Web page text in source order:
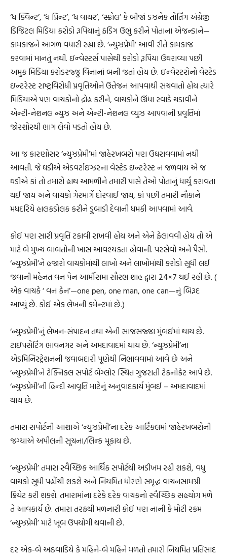
‘ધ ક્વિન્ટ’, ‘ધ પ્રિન્ટ’, ‘ધ વાયર’, ‘સ્ક્રોલ’ કે બીજાં ડઝનેક તોતિંગ અંગ્રેજી
ડિજિટલ મિડિયા કરોડો રૂપિયાનું ફંડિંગ ઉભું કરીને પોતાના એજન્ડાને—
કામકાજને આગળ વધારી રહ્યા છે. ‘ન્યુઝપ્રેમી’ આવી રીતે કામકાજ
કરવામાં માનતું નથી. ઇન્વેસ્ટર્સ પાસેથી કરોડો રૂપિયા ઉઘરાવ્યા પછી
અમુક મિડિયા કરોડરજ્જુ વિનાનાં બની જતાં હોય છે. ઇન્વેસ્ટરોનો વેસ્ટેડ
ઇન્ટરેસ્ટ રાષ્ટ્રવિરોધી પ્રવૃત્તિઓને ઉત્તેજન આપવાથી સચવાતો હોય ત્યારે
મિડિયાએ પણ વાચકોનો દ્રોહ કરીને, વાચકોને ઊંધા રવાડે ચડાવીને
એન્ટી-નેશનલ ન્યુઝ અને એન્ટી-નેશનલ વ્યુઝ આપવાની પ્રવૃત્તિમાં
જોરશોરથી ભાગ લેવો પડતો હોય છે.
આ જ કારણોસર ‘ન્યુઝપ્રેમી’માં જાહેરખબરો પણ ઉઘરાવવામાં નથી
આવતી. જે ઘડીએ એડવર્ટાઇઝરના વેસ્ટેડ ઇન્ટરેસ્ટ ન જળવાય એ જ
ઘડીએ કાં તો તમારો હાથ આમળીને તમારી પાસે તેઓ પોતાનું ધાર્યું કરાવતા
થઈ જાય અને વાચકો ગેરમાર્ગે દોરવાઈ જાય, કાં પછી તમારી નૌકાને
મધદરિયે હાલકડોલક કરીને ડુબાડી દેવાની ધમકી આપવામાં આવે.
કોઈ પણ સારી પ્રવૃત્તિ ટકાવી રાખવી હોય અને એને ફેલાવવી હોય તો એ
માટે બે મુખ્ય બાબતોની ખાસ આવશ્યકતા હોવાની. પરસેવો અને પૈસો.
‘ન્યુઝપ્રેમી’ને હજારો વાચકોમાંથી લાખો અને લાખોમાંથી કરોડો સુધી લઈ
જવાની મહેનત વન પેન આર્મીસમા સૌરભ શાહ દ્વારા 24×7 થઈ રહી છે. (
એક વાચકે ‘ વન કેન’—one pen, one man, one can—નું બિરૂદ
આપ્યું છે. કોઈ એક લેખની કમેન્ટમાં છે.)
‘ન્યુઝપ્રેમી’નું લેખન-સંપાદન તથા એની સાજસજ્જા મુંબઈમાં થાય છે.
ટાઇપસેટિંગ ભાવનગર અને અમદાવાદમાં થાય છે. ‘ન્યુઝપ્રેમી’ના
એડમિનિસ્ટ્રેશનની જવાબદારી પૂણેથી નિભાવવામાં આવે છે અને
‘ન્યુઝપ્રેમી’ને ટેક્નિકલ સપોર્ટ બેંગ્લોર સ્થિત ગુજરાતી ટેકનોક્રેટ આપે છે.
‘ન્યુઝપ્રેમી’ની હિન્દી આવૃત્તિ માટેનું અનુવાદકાર્ય મુંબઈ – અમદાવાદમાં
થાય છે.
તમારા સપોર્ટની આશાએ ‘ન્યુઝપ્રેમી’ના દરેક આર્ટિકલમાં જાહેરખબરોની
જગ્યાએ અપીલની સૂચના/લિન્ક મૂકાય છે.
‘ન્યુઝપ્રેમી’ તમારા સ્વૈચ્છિક આર્થિક સપોર્ટથી અડીખમ રહી શકશે, વધુ
વાચકો સુધી પહોંચી શકશે અને નિયમિત ધોરણે સમૃદ્ધ વાચનસામગ્રી
ક્રિયેટ કરી શકશે. તમારામાંના દરેકે દરેક વાચકનો સ્વૈચ્છિક સહયોગ મળે
તે આવકાર્ય છે. તમારા તરફથી મળનારી કોઈ પણ નાની કે મોટી રકમ
‘ન્યુઝપ્રેમી’ માટે ખૂબ ઉપયોગી થવાની છે.
દર એક-બે અઠવાડિયે કે મહિને-બે મહિને મળતો તમારો નિયમિત પ્રતિસાદ